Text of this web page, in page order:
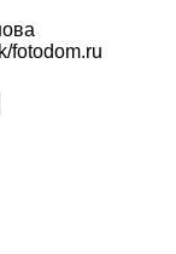
fotodom.ru